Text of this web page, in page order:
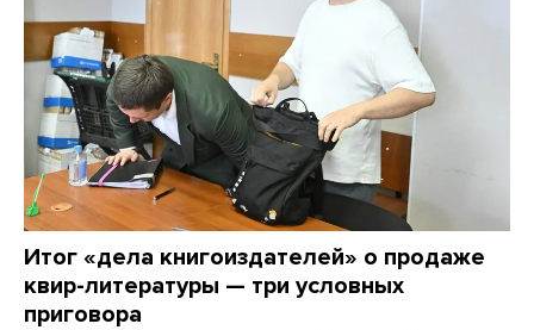
Итог «дела книгоиздателей» о продаже
квир-литературы — три условных
приговора